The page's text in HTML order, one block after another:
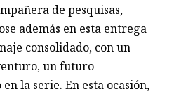
de pesquisas,
además en esta entrega
consolidado, con un
un futuro
la serie. En esta ocasión,